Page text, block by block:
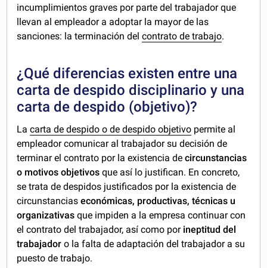
incumplimientos graves por parte del trabajador que
llevan al empleador a adoptar la mayor de las
sanciones: la terminación delcontrato de trabajo.
¿Qué diferencias existen entre una
carta de despido disciplinario y una
carta de despido (objetivo)?
Lacarta de despido o de despido objetivo permite al
empleador comunicar al trabajador su decisión de
terminar el contrato por la existencia decircunstancias
o motivos objetivos que así lo justifican. En concreto,
se trata de despidos justificados por la existencia de
circunstanciaseconómicas, productivas, técnicas u
organizativas que impiden a la empresa continuar con
el contrato del trabajador, así como por ineptitud del
trabajador o la falta de adaptación del trabajador a su
puesto de trabajo.